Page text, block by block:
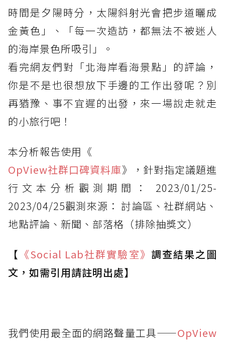
時間是夕陽時分，太陽斜射光會把步道曬成
金黃色」、「每一次造訪，都無法不被迷人
的海岸景色所吸引」。
看完網友們對「北海岸看海景點」的評論，
你是不是也很想放下手邊的工作出發呢？別
再猶豫、事不宜遲的出發，來一場說走就走
的小旅行吧！
本分析報告使用《
OpView社群口碑資料庫》，針對指定議題進
行文本分析觀測期間： 2023/01/25-
2023/04/25觀測來源： 討論區、社群網站、
地點評論、新聞、部落格（排除抽獎文）
【 《Social Lab社群實驗室》 調查結果之圖
文，如需引用請註明出處】
我們使用最全面的網路聲量工具——OpView